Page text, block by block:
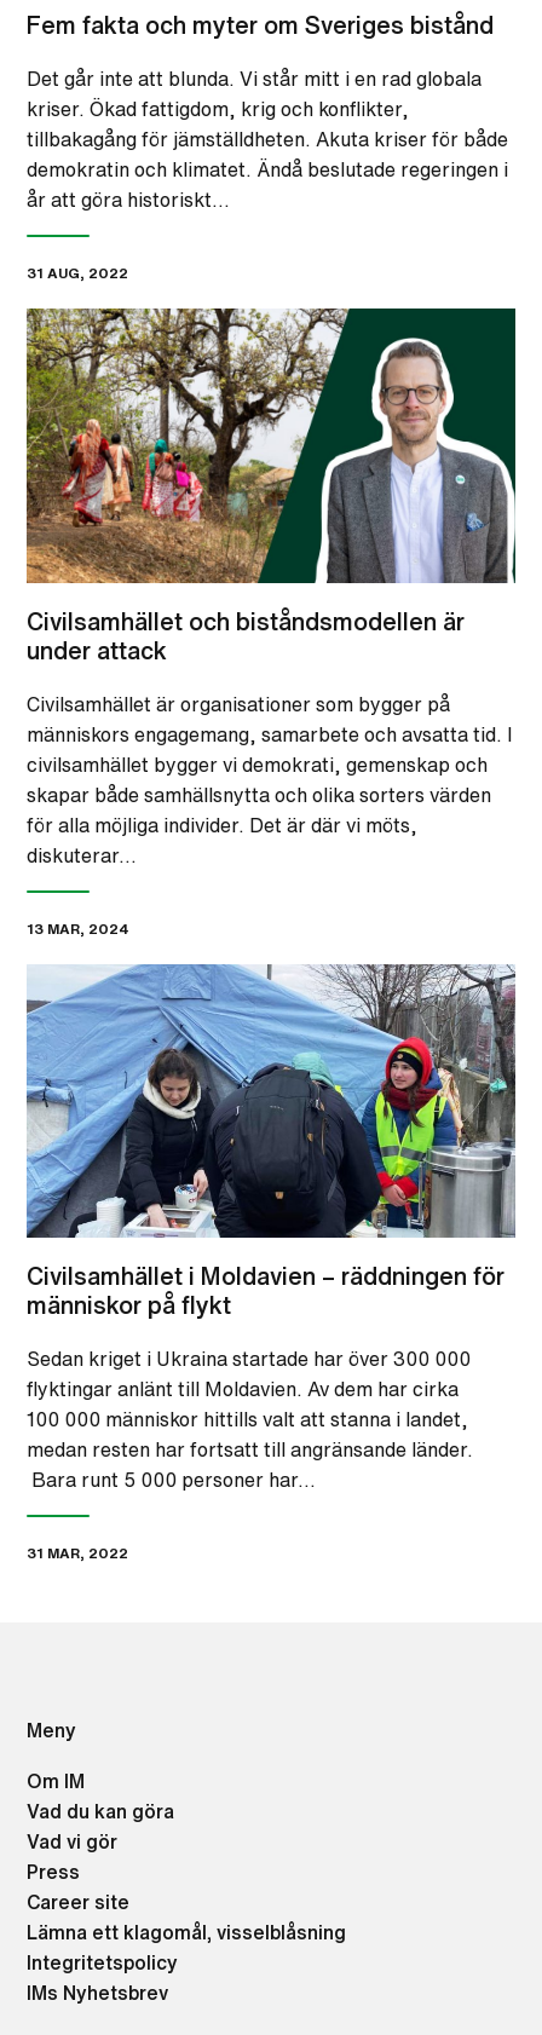
Fem fakta och myter om Sveriges bistånd
Det går inte att blunda. Vi står mitt i en rad globala
kriser. Ökad fattigdom, krig och konflikter,
tillbakagång för jämställdheten. Akuta kriser för både
demokratin och klimatet. Ändå beslutade regeringen i
år att göra historiskt…
31 AUG, 2022
Civilsamhället och biståndsmodellen är
under attack
Civilsamhället är organisationer som bygger på
människors engagemang, samarbete och avsatta tid. I
civilsamhället bygger vi demokrati, gemenskap och
skapar både samhällsnytta och olika sorters värden
för alla möjliga individer. Det är där vi möts,
diskuterar…
13 MAR, 2024
Civilsamhället i Moldavien – räddningen för
människor på flykt
Sedan kriget i Ukraina startade har över 300 000
flyktingar anlänt till Moldavien. Av dem har cirka
100 000 människor hittills valt att stanna i landet,
medan resten har fortsatt till angränsande länder.
Bara runt 5 000 personer har…
31 MAR, 2022
Meny
Om IM
Vad du kan göra
Vad vi gör
Press
Career site
Lämna ett klagomål, visselblåsning
Integritetspolicy
IMs Nyhetsbrev